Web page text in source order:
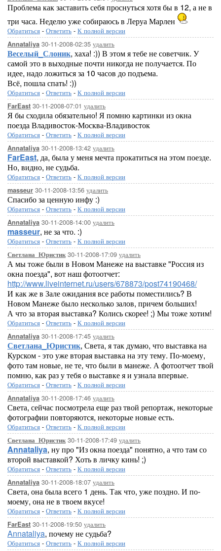
Проблема как заставить себя проснуться хотя бы в 12, а не в
три часа. Неделю уже собираюсь в Леруа Марлен
Обратиться - Ответить - К полной версии
Annataliya 30-11-2008-02:35 удалить
Веселый_Слоник, хаха! :)) В этом я тебе не советчик. У
самой это в выходные почти никогда не получается. По
идее, надо ложиться за 10 часов до подъема.
Всё, пошла спать! :))
Обратиться - Ответить - К полной версии
FarEast 30-11-2008-07:01 удалить
Я бы сходила обязательно! Я помню картинки из окна
поезда Владивосток-Москва-Владивосток
Обратиться - Ответить - К полной версии
Annataliya 30-11-2008-13:42 удалить
FarEast, да, была у меня мечта прокатиться на этом поезде.
Но, видно, не судьба.
Обратиться - Ответить - К полной версии
masseur 30-11-2008-13:56 удалить
Спасибо за ценную инфу :)
Обратиться - Ответить - К полной версии
Annataliya 30-11-2008-14:00 удалить
masseur, не за что. :)
Обратиться - Ответить - К полной версии
Светлана_Юристик30-11-2008-17:09 удалить
А мы тоже были в Новом Манеже на выставке "Россия из
окна поезда", вот наш фотоотчет:
http://www.liveinternet.ru/users/678873/post74190468/
И как же в Зале ожидания все работы поместились? В
Новом Манеже было несколько залов, причем больших!
А что за вторая выставка? Колись скорее! ;) Мы тоже хотим!
Обратиться - Ответить - К полной версии
Annataliya 30-11-2008-17:45 удалить
Светлана_Юристик, Света, я так думаю, что выставка на
Курском - это уже вторая выставка на эту тему. По-моему,
фото там новые, не те, что были в манеже. А фотоотчет твой
помню, как раз у тебя о выставке я и узнала впервые.
Обратиться - Ответить - К полной версии
Annataliya 30-11-2008-17:46 удалить
Света, сейчас посмотрела еще раз твой репортаж, некоторые
фотографии повторяются, некоторые новые есть.
Обратиться - Ответить - К полной версии
Светлана_Юристик30-11-2008-17:49 удалить
Annataliya, ну про "Из окна поезда" понятно, а что там со
второй выставкой? Хоть в личку кинь! ;)
Обратиться - Ответить - К полной версии
Annataliya 30-11-2008-18:07 удалить
Света, она была всего 1 день. Так что, уже поздно. И по-
моему, она не в твоем вкусе!
Обратиться - Ответить - К полной версии
FarEast 30-11-2008-19:50 удалить
Annataliya, почему не судьба?
Обратиться - Ответить - К полной версии